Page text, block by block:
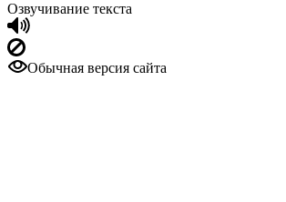
Озвучивание текста
Обычная версия сайта